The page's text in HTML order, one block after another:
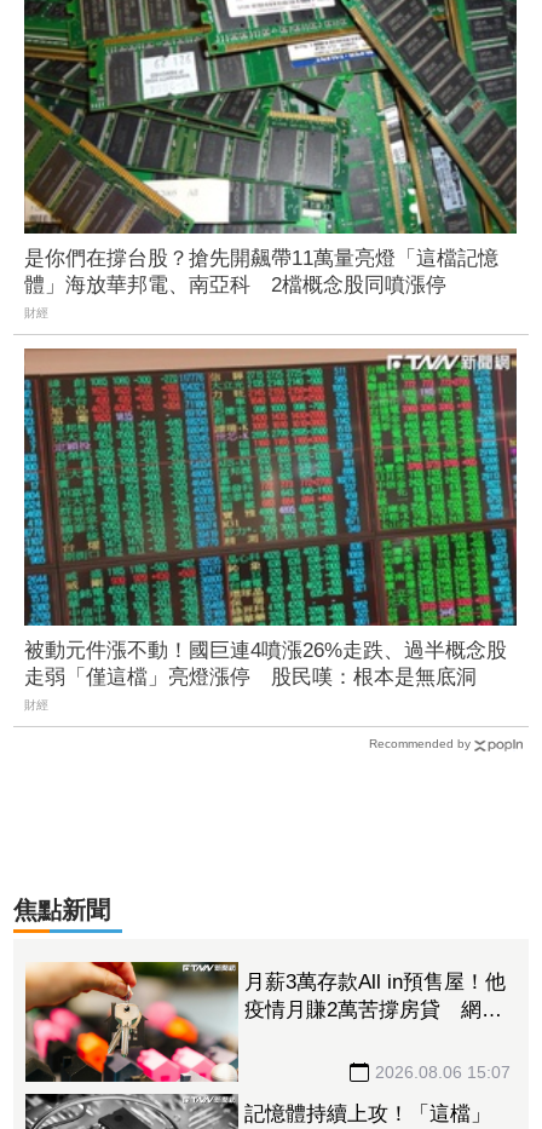
是你們在撐台股？搶先開飆帶11萬量亮燈「這檔記憶
體」海放華邦電、南亞科 2檔概念股同噴漲停
財經
被動元件漲不動！國巨連4噴漲26%走跌、過半概念股
走弱「僅這檔」亮燈漲停 股民嘆：根本是無底洞
財經
Recommended by
焦點新聞
月薪3萬存款All in預售屋！他
疫情月賺2萬苦撐房貸 網
2026.08.06 15:07
記憶體持續上攻！「這檔」